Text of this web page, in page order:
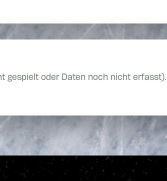
gespielt oder Daten noch nicht erfasst).